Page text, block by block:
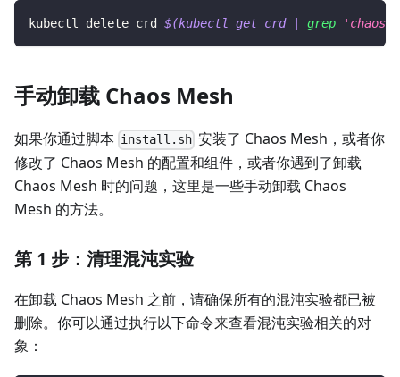
kubectl delete crd $(kubectl get crd grep 'chaos-
手动卸载 Chaos Mesh
如果你通过脚本 install.sh 安装了 Chaos Mesh，或者你
修改了 Chaos Mesh 的配置和组件，或者你遇到了卸载
Chaos Mesh 时的问题，这里是一些手动卸载 Chaos
Mesh 的方法。
第 1 步：清理混沌实验
在卸载 Chaos Mesh 之前，请确保所有的混沌实验都已被
删除。你可以通过执行以下命令来查看混沌实验相关的对
象：